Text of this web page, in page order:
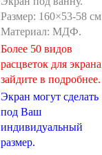
Размер: 160×53-58
Материал: МДФ.
Более 50 видов
расцветок для экрана
зайдите в подробнее.
Экран могут сделать
под Ваш
индивидуальный
размер.